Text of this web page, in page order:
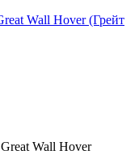
Wall Hover (Грейт
Wall Hover